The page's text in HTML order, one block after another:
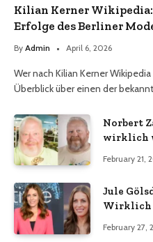
Kilian Kerner
Erfolge des Berliner
By Admin April 6, 2026
Wer nach Kilian Kerner
Überblick über einen der
Norbert
wirklich
February 21,
Jule
Wirklich
February 27,